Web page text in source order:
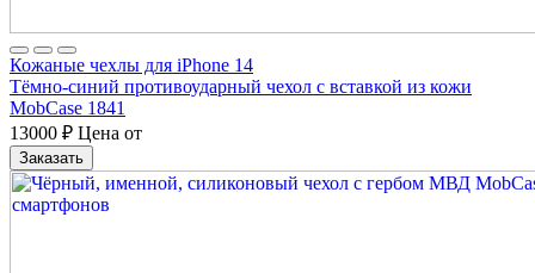
Кожаные чехлы для iPhone 14
Тёмно-синий противоударный чехол с вставкой из кожи
MobCase 1841
13000 ₽ Цена от
Заказать